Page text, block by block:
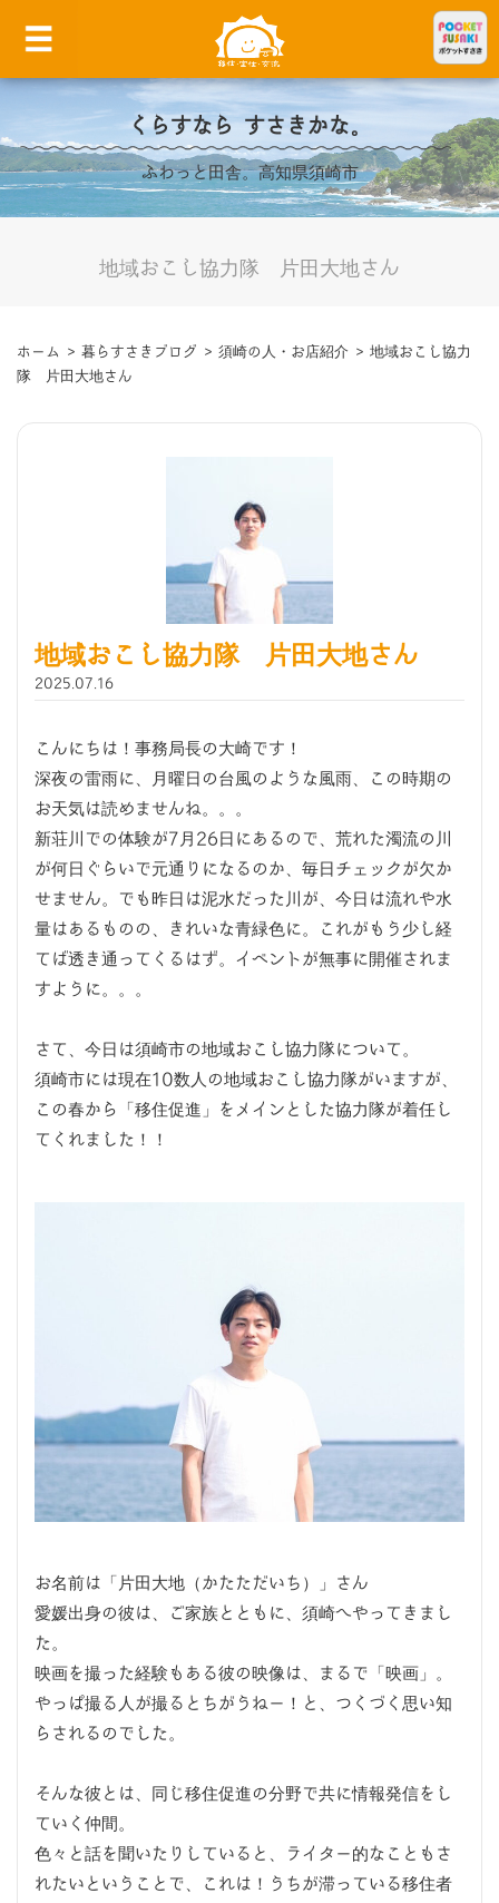
くらすなら すさきかな。
ふわっと田舎。高知県須崎市
地域おこし協力隊 片田大地さん
ホーム > 暮らすさきブログ > 須崎の人・お店紹介 > 地域おこし協力
隊 片田大地さん
地域おこし協力隊 片田大地さん
2025.07.16
こんにちは！事務局長の大崎です！
深夜の雷雨に、月曜日の台風のような風雨、この時期の
お天気は読めませんね。。。
新荘川での体験が7月26日にあるので、荒れた濁流の川
が何日ぐらいで元通りになるのか、毎日チェックが欠か
せません。でも昨日は泥水だった川が、今日は流れや水
量はあるものの、きれいな青緑色に。これがもう少し経
てば透き通ってくるはず。イベントが無事に開催されま
すように。。。
さて、今日は須崎市の地域おこし協力隊について。
須崎市には現在10数人の地域おこし協力隊がいますが、
この春から「移住促進」をメインとした協力隊が着任し
てくれました！！
お名前は「片田大地（かたただいち）」さん
愛媛出身の彼は、ご家族とともに、須崎へやってきまし
た。
映画を撮った経験もある彼の映像は、まるで「映画」。
やっぱ撮る人が撮るとちがうねー！と、つくづく思い知
らされるのでした。
そんな彼とは、同じ移住促進の分野で共に情報発信をし
ていく仲間。
色々と話を聞いたりしていると、ライター的なこともさ
れたいということで、これは！うちが滞っている移住者